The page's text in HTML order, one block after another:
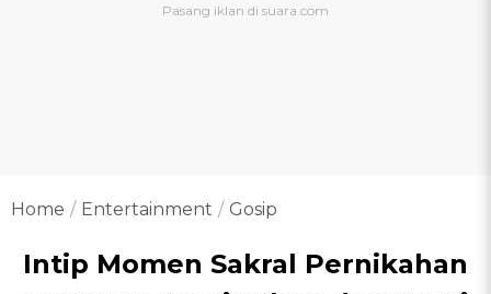
Home Entertainment Gosip
Intip Momen Sakral Pernikahan